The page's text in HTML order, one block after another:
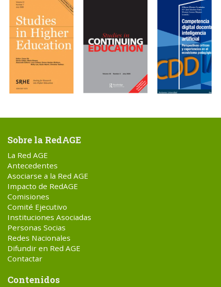
Sobre la RedAGE
La Red AGE
Antecedentes
Asociarse a la Red AGE
Impacto de RedAGE
Comisiones
Comité Ejecutivo
Instituciones Asociadas
Personas Socias
Redes Nacionales
Difundir en Red AGE
Contactar
Contenidos